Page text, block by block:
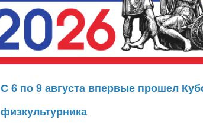
С 6 по 9 августа впервые прошел
физкультурника